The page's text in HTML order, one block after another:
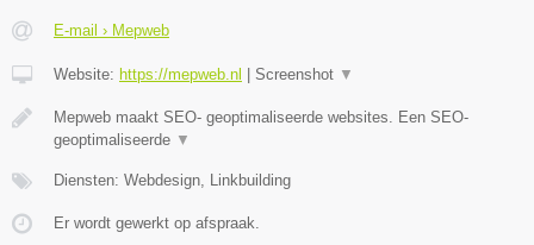
E-mail › Mepweb
Website: https://mepweb.nl Screenshot ▼
Mepweb maakt SEO- geoptimaliseerde websites. Een SEO-
geoptimaliseerde ▼
Diensten: Webdesign, Linkbuilding
Er wordt gewerkt op afspraak.